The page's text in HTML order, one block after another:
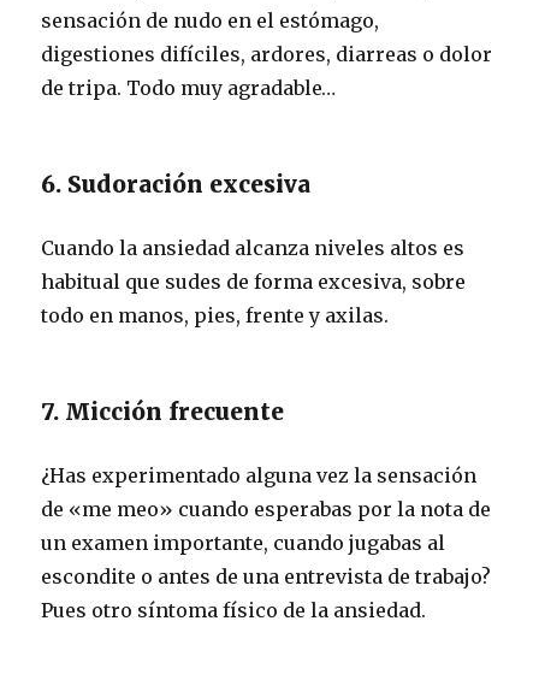
sensación de nudo en el estómago,
digestiones difíciles, ardores, diarreas o dolor
de tripa. Todo muy agradable…
6. Sudoración excesiva
Cuando la ansiedad alcanza niveles altos es
habitual que sudes de forma excesiva, sobre
todo en manos, pies, frente y axilas.
7. Micción frecuente
¿Has experimentado alguna vez la sensación
de «me meo» cuando esperabas por la nota de
un examen importante, cuando jugabas al
escondite o antes de una entrevista de trabajo?
Pues otro síntoma físico de la ansiedad.